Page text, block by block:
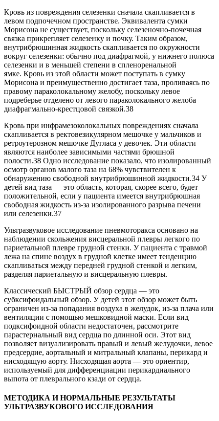
Кровь из повреждения селезенки сначала скапливается в
левом подпочечном пространстве. Эквивалента сумки
Морисона не существует, поскольку селезеночно-почечная
связка прикрепляет селезенку и почку. Таким образом,
внутрибрюшинная жидкость скапливается по окружности
вокруг селезенки: обычно под диафрагмой, у нижнего полюса
селезенки и в меньшей степени в спленоренальной
ямке. Кровь из этой области может поступать в сумку
Морисона и преимущественно достигает таза, проливаясь по
правому параколокальному желобу, поскольку левое
подреберье отделено от левого параколокального желоба
диафрагмально-крестцовой связкой.38
Кровь при инфрамезоколокальных повреждениях сначала
скапливается в ректовезикулярном мешочке у мальчиков и
ретроутерозном мешочке Дугласа у девочек. Эти области
являются наиболее зависимыми частями брюшной
полости.38 Одно исследование показало, что изолированный
осмотр органов малого таза на 68% чувствителен к
обнаружению свободной внутрибрюшинной жидкости.34 У
детей вид таза — это область, которая, скорее всего, будет
положительной, если у пациента имеется внутрибрюшная
свободная жидкость из-за изолированного разрыва печени
или селезенки.37
Ультразвуковое исследование пневмоторакса основано на
наблюдении скольжения висцеральной плевры легкого по
париетальной плевре грудной стенки. У пациента с травмой
лежа на спине воздух в грудной клетке имеет тенденцию
скапливаться между передней грудной стенкой и легким,
разделяя париетальную и висцеральную плевры.
Классический БЫСТРЫЙ обзор сердца — это
субксифоидальный обзор. У детей этот обзор может быть
ограничен из-за попадания воздуха в желудок, из-за плача или
вентиляции с помощью мешковидной маски. Если вид
подксифоидной области недостаточен, рассмотрите
парастернальный вид сердца по длинной оси. Этот вид
позволяет визуализировать правый и левый желудочки, левое
предсердие, аортальный и митральный клапаны, перикард и
нисходящую аорту. Нисходящая аорта — это ориентир,
используемый для дифференциации перикардиального
выпота от плеврального кзади от сердца.
МЕТОДИКА И НОРМАЛЬНЫЕ РЕЗУЛЬТАТЫ
УЛЬТРАЗВУКОВОГО ИССЛЕДОВАНИЯ